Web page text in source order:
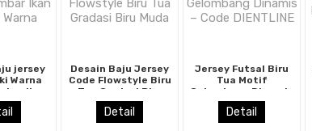
jersey
Warna
Ikan
Desain Baju Jersey
Code Flowstyle Biru
Tua Gradasi Biru
Muda
Detail
Jersey Futsal Biru
Tua Motif
Gelombang Dinamis
– Code DIENTLINE
Detail